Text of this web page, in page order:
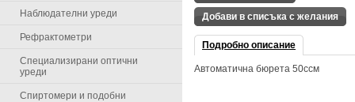
Наблюдателни уреди
Рефрактометри
Специализирани оптични
уреди
Спиртомери и подобни
Добави в списъка с желания
Подробно описание
Автоматична бюрета 50ссм